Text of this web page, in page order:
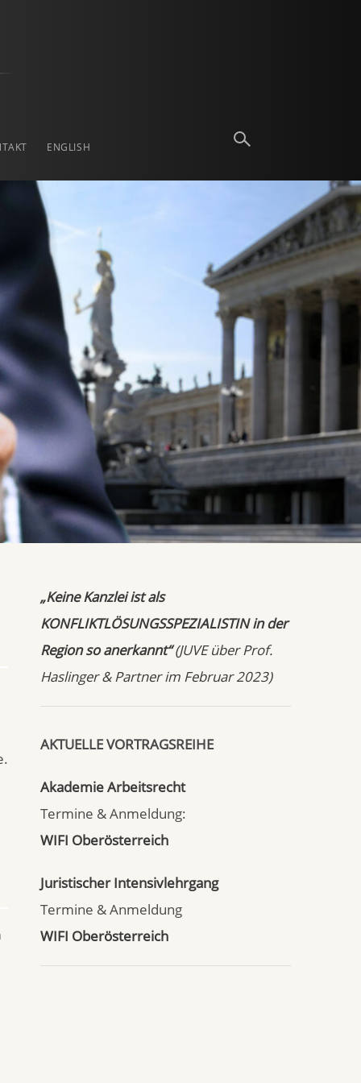
ENGLISH
„Keine Kanzlei ist als
KONFLIKTLÖSUNGSSPEZIALISTIN in der
Region so anerkannt“(JUVE über Prof.
Haslinger & Partner im Februar 2023)
AKTUELLE VORTRAGSREIHE
Akademie Arbeitsrecht
Termine & Anmeldung:
WIFI Oberösterreich
Juristischer Intensivlehrgang
Termine & Anmeldung
WIFI Oberösterreich